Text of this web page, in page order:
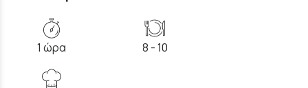
1 ώρα 8 - 10